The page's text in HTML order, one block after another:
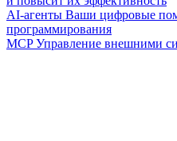
AI-агенты Ваши цифровые
программирования
MCP Управление внешними